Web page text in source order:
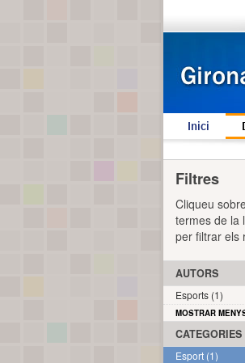
Inici
Filtres
Cliqueu
termes de la
per filtrar els
AUTORS
Esports (1)
MOSTRAR
CATEGORIES
Esport (1)